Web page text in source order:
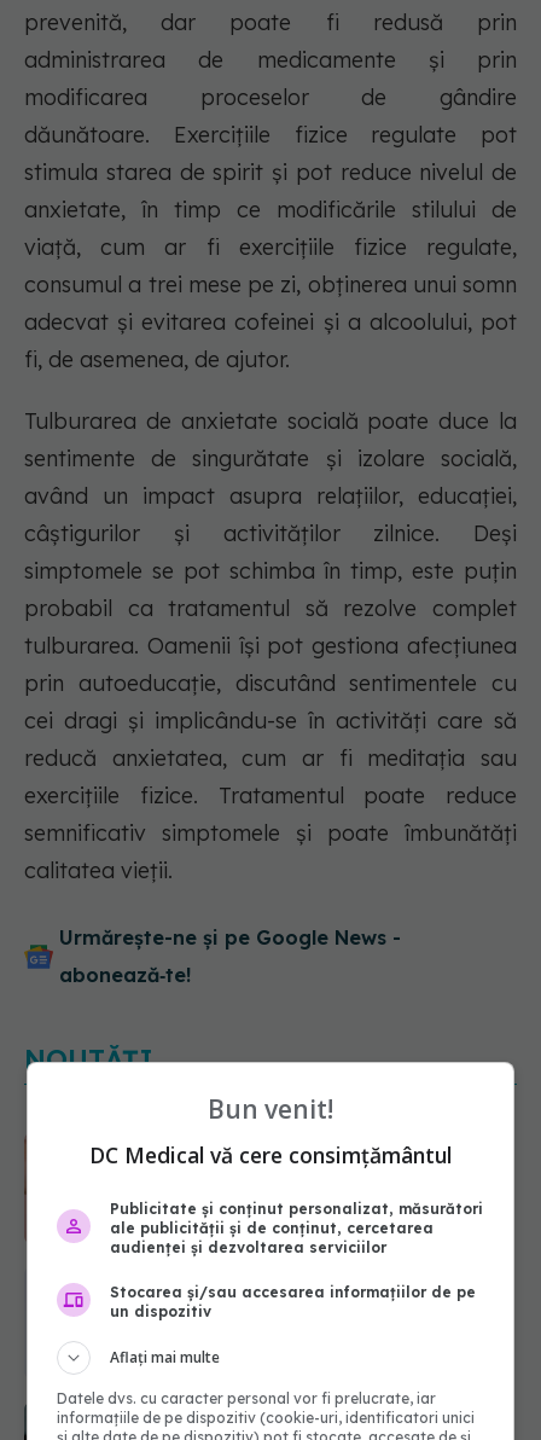
prevenită, dar poate fi redusă prin
administrarea de medicamente și prin
modificarea proceselor de gândire
dăunătoare. Exercițiile fizice regulate pot
stimula starea de spirit și pot reduce nivelul de
anxietate, în timp ce modificările stilului de
viață, cum ar fi exercițiile fizice regulate,
consumul a trei mese pe zi, obținerea unui somn
adecvat și evitarea cofeinei și a alcoolului, pot
fi, de asemenea, de ajutor.
Tulburarea de anxietate socială poate duce la
sentimente de singurătate și izolare socială,
având un impact asupra relațiilor, educației,
câștigurilor și activităților zilnice. Deși
simptomele se pot schimba în timp, este puțin
probabil ca tratamentul să rezolve complet
tulburarea. Oamenii își pot gestiona afecțiunea
prin autoeducație, discutând sentimentele cu
cei dragi și implicându-se în activități care să
reducă anxietatea, cum ar fi meditația sau
exercițiile fizice. Tratamentul poate reduce
semnificativ simptomele și poate îmbunătăți
calitatea vieții.
Urmărește-ne și pe Google News -
abonează‑te!
NOUTĂȚI
Dieta care poate crește brusc
colesterolul. Cine este mai expus
sănătate într-o singură săptămână.
Cât durează simptomele
menopauzei?
Bun venit!
DC Medical vă cere consimțământul
Publicitate și conținut personalizat, măsurători
ale publicității și de conținut, cercetarea
audienței și dezvoltarea serviciilor
Stocarea și/sau accesarea informațiilor de pe
un dispozitiv
Aflați mai multe
Datele dvs. cu caracter personal vor fi prelucrate, iar
informațiile de pe dispozitiv (cookie-uri, identificatori unici